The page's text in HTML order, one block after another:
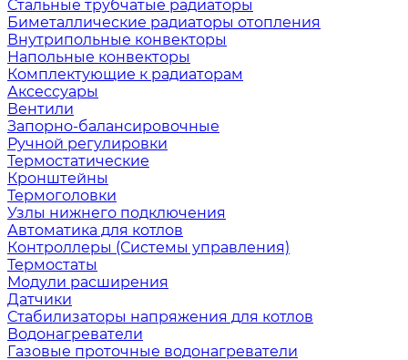
Стальные трубчатые радиаторы
Биметаллические радиаторы отопления
Внутрипольные конвекторы
Напольные конвекторы
Комплектующие к радиаторам
Аксессуары
Вентили
Запорно-балансировочные
Ручной регулировки
Термостатические
Кронштейны
Термоголовки
Узлы нижнего подключения
Автоматика для котлов
Контроллеры (Системы управления)
Термостаты
Модули расширения
Датчики
Стабилизаторы напряжения для котлов
Водонагреватели
Газовые проточные водонагреватели